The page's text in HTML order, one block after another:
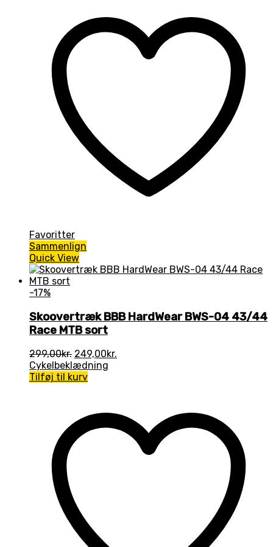
Favoritter
Sammenlign
Quick View
-17%
Skoovertræk BBB HardWear BWS-04 43/44
Race MTB sort
299,00kr. Den
oprindelige
pris
249,00kr.
Cykelbeklædning
Tilføj til kurv